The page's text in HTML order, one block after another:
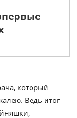
который
Ведь итог